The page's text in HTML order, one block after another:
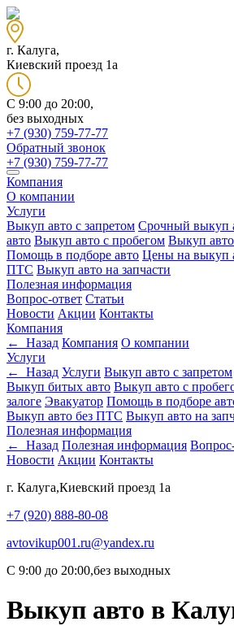
г. Калуга,
Киевский проезд 1а
C 9:00 до 20:00,
без выходных
+7 (930) 759-77-77
Обратный звонок
+7 (930) 759-77-77
Компания
О компании
Услуги
Выкуп авто с запретом Срочный выкуп
авто Выкуп авто с пробегом Выкуп авто
Помощь в подборе авто Цены на выкуп
ПТС Выкуп авто на запчасти
Полезная информация
Вопрос-ответ Статьи
Новости Акции Контакты
Компания
← Назад Компания О компании
Услуги
← Назад Услуги Выкуп авто с запретом
Выкуп битых авто Выкуп авто с
залоге Эвакуатор Помощь в подборе
Выкуп авто без ПТС Выкуп авто на
Полезная информация
← Назад Полезная информация
Новости Акции Контакты
г. Калуга,Киевский проезд 1а
+7 (920) 888-80-08
avtovikup001.ru@yandex.ru
C 9:00 до 20:00,без выходных
Выкуп авто в